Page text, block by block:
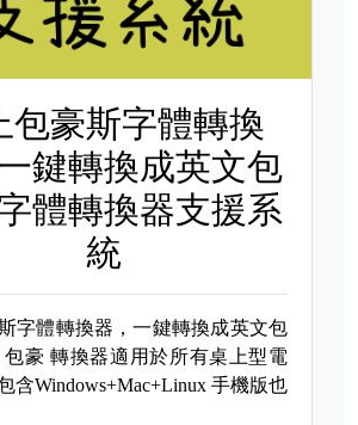
包豪斯字體轉換
鍵轉換成英文包
體轉換器支援系
統
字體轉換器，一鍵轉換成英文包
包豪 轉換器適用於所有桌上型電
含Windows+Mac+Linux 手機版也